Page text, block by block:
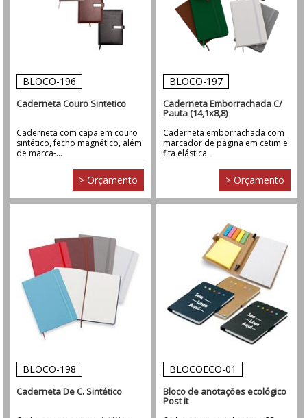
BLOCO-196
Caderneta Couro Sintetico
Caderneta com capa em couro
sintético, fecho magnético, além
de marca-...
> Orçamento
BLOCO-197
Caderneta Emborrachada C/
Pauta (14,1x8,8)
Caderneta emborrachada com
marcador de página em cetim e
fita elástica...
> Orçamento
BLOCO-198
Caderneta De C. Sintético
BLOCOECO-01
Bloco de anotações ecológico
Post it